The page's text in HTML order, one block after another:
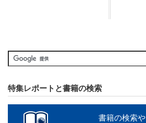
特集レポートと書籍の検索
書籍の検索や